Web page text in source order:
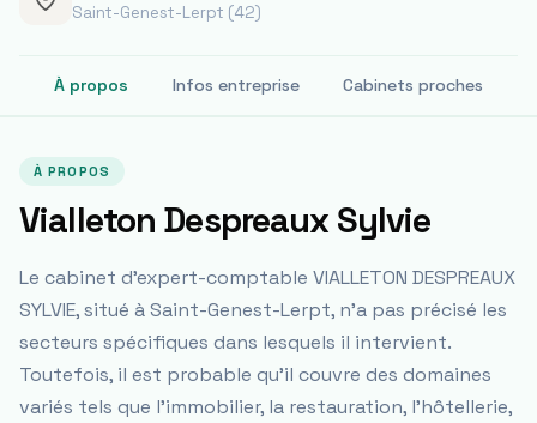
Saint-Genest-Lerpt (42)
À propos Infos entreprise Cabinets proches
À PROPOS
Vialleton Despreaux Sylvie
Le cabinet d'expert-comptable VIALLETON DESPREAUX
SYLVIE, situé à Saint-Genest-Lerpt, n'a pas précisé les
secteurs spécifiques dans lesquels il intervient.
Toutefois, il est probable qu'il couvre des domaines
variés tels que l'immobilier, la restauration, l'hôtellerie,